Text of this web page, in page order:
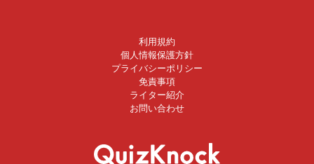
利用規約
個人情報保護方針
プライバシーポリシー
免責事項
ライター紹介
お問い合わせ